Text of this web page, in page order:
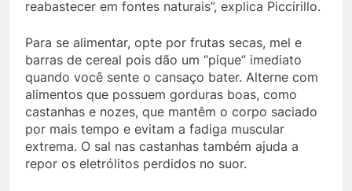
reabastecer em fontes naturais”, explica Piccirillo.
Para se alimentar, opte por frutas secas, mel e
barras de cereal pois dão um “pique” imediato
quando você sente o cansaço bater. Alterne com
alimentos que possuem gorduras boas, como
castanhas e nozes, que mantêm o corpo saciado
por mais tempo e evitam a fadiga muscular
extrema. O sal nas castanhas também ajuda a
repor os eletrólitos perdidos no suor.